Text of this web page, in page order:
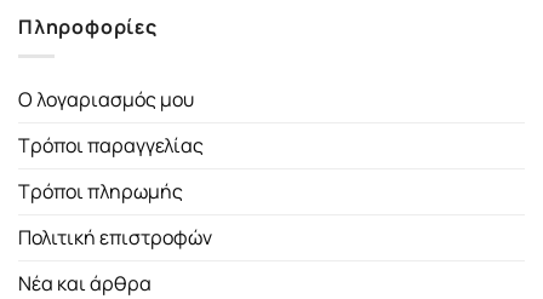
Πληροφορίες
Ο λογαριασμός μου
Τρόποι παραγγελίας
Τρόποι πληρωμής
Πολιτική επιστροφών
Νέα και άρθρα